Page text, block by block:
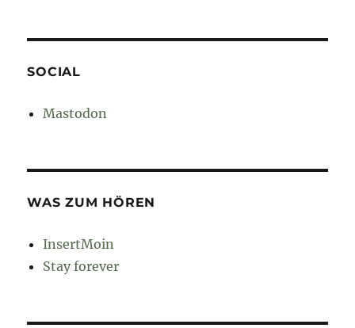
SOCIAL
Mastodon
WAS ZUM HÖREN
InsertMoin
Stay forever